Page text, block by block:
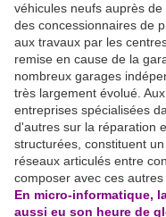
véhicules neufs auprès
des concessionnaires de
aux travaux par les
remise en cause de la
nombreux garages
très largement évolué.
entreprises spécialisées
d'autres sur la réparation
structurées, constituent
réseaux articulés entre
composer avec ces autres
En micro-informatique,
aussi eu son heure de